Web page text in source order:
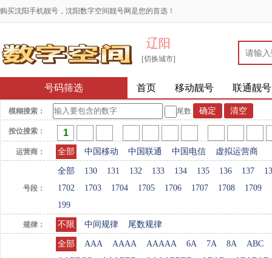
购买沈阳手机靓号，沈阳数字空间靓号网是您的首选！
辽阳
[切换城市]
号码筛选 首页 移动靓号 联通靓号
模糊搜索： 尾数
按位搜索：
运营商： 全部 中国移动 中国联通 中国电信 虚拟运营商
号段：
全部 130 131 132 133 134 135 136 137
1702
1703 1704 1705 1706 1707 1708 1709
199
规律： 不限 中间规律 尾数规律
全部 AAA AAAA AAAAA 6A 7A 8A
ABC